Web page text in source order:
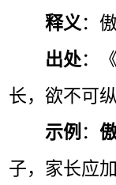
释义 ：
出处：
长，欲不可
示例 ：
子，家长应